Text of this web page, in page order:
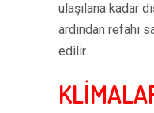
ulaşılana kadar
ardından refahı
edilir.